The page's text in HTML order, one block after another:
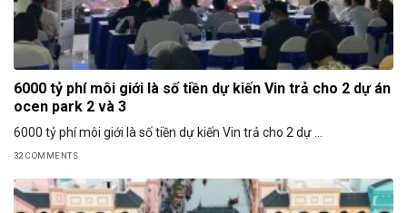
6000 tỷ phí môi giới là số tiền dự kiến Vin trả cho 2 dự án
ocen park 2 và 3
6000 tỷ phí môi giới là số tiền dự kiến Vin trả cho 2 dự ...
32 COMMENTS